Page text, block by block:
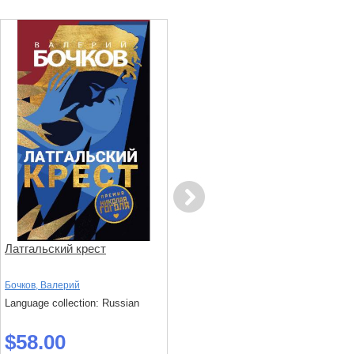
Латгальский крест
Бочков, Валерий
Language collection: Russian
$58.00
Next